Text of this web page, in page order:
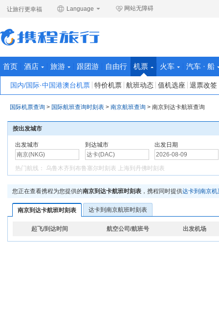
让旅行更幸福 Language 网站无障碍
首页 酒店 旅游 跟团游 自由行 机票
国内/国际·中国港澳台机票 特价机票 航班动态 值机选座 退票改签
火车 汽车 · 船
国际机票查询 > 国际航班查询时刻表 > 南京航班查询 > 南京到达卡航班查询
按出发城市
出发城市 到达城市 出发日期
热门航线： 乌鲁木齐到布鲁塞尔时刻表 上海到丹佛时刻表
您正在查看携程为您提供的南京到达卡航班时刻表 ，携程同时提供达卡到南京机
南京到达卡航班时刻表 达卡到南京航班时刻表
起飞/到达时间 航空公司/航班号 出发机场